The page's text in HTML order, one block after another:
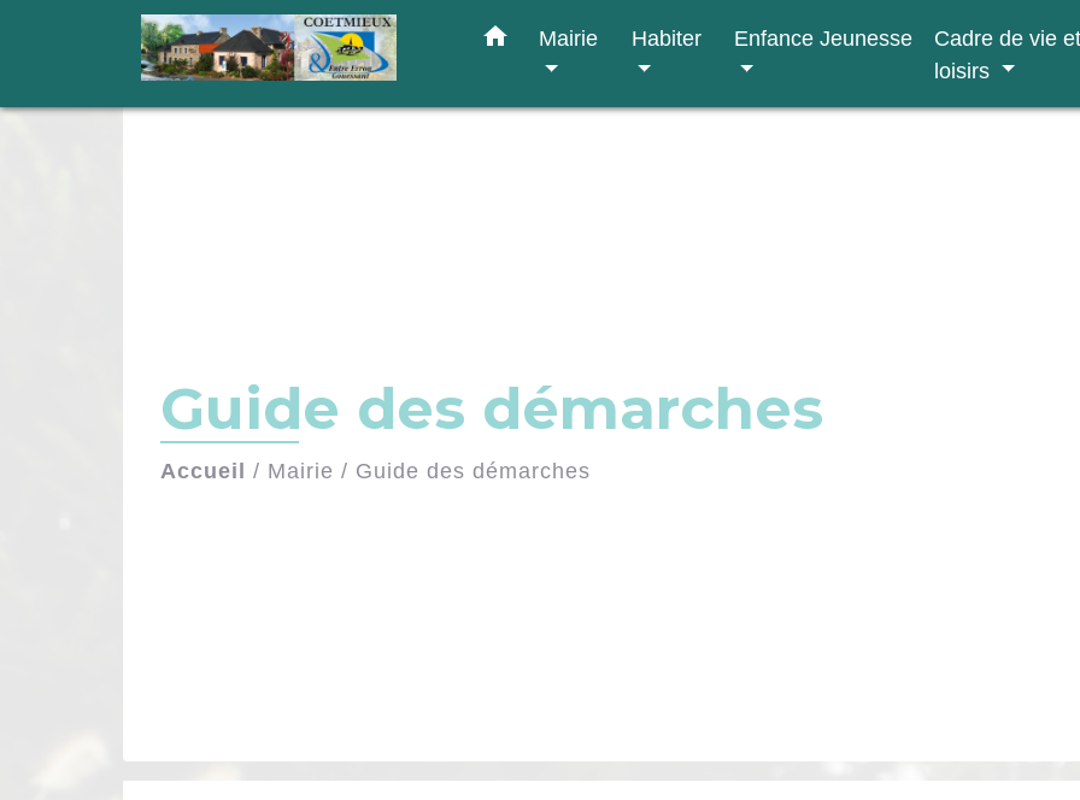
home Mairie Habiter Enfance Jeunesse
Cadre de vie et
loisirs
Guide des démarches
Accueil / Mairie / Guide des démarches